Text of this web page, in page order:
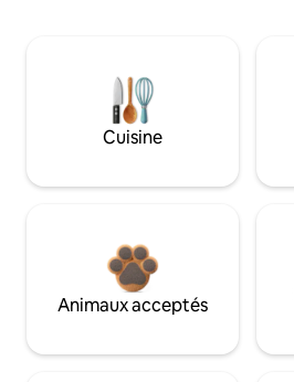
Cuisine
Animaux acceptés